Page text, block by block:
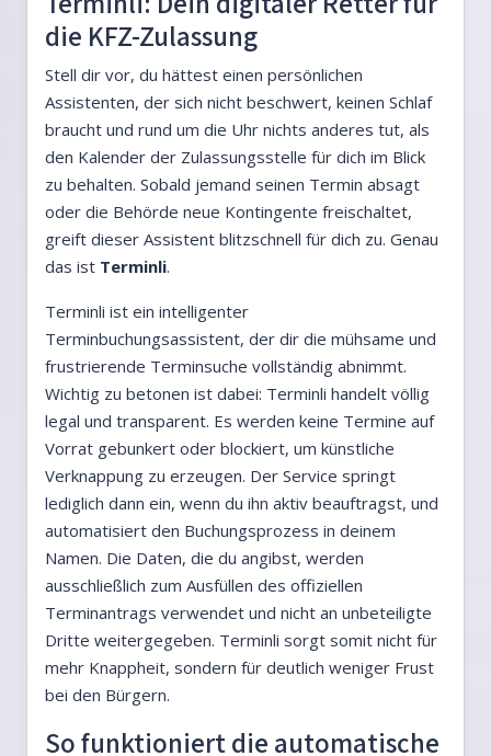
die KFZ-Zulassung
Stell dir vor, du hättest einen persönlichen
Assistenten, der sich nicht beschwert, keinen Schlaf
braucht und rund um die Uhr nichts anderes tut, als
den Kalender der Zulassungsstelle für dich im Blick
zu behalten. Sobald jemand seinen Termin absagt
oder die Behörde neue Kontingente freischaltet,
greift dieser Assistent blitzschnell für dich zu. Genau
das ist Terminli.
Terminli ist ein intelligenter
Terminbuchungsassistent, der dir die mühsame und
frustrierende Terminsuche vollständig abnimmt.
Wichtig zu betonen ist dabei: Terminli handelt völlig
legal und transparent. Es werden keine Termine auf
Vorrat gebunkert oder blockiert, um künstliche
Verknappung zu erzeugen. Der Service springt
lediglich dann ein, wenn du ihn aktiv beauftragst, und
automatisiert den Buchungsprozess in deinem
Namen. Die Daten, die du angibst, werden
ausschließlich zum Ausfüllen des offiziellen
Terminantrags verwendet und nicht an unbeteiligte
Dritte weitergegeben. Terminli sorgt somit nicht für
mehr Knappheit, sondern für deutlich weniger Frust
bei den Bürgern.
So funktioniert die automatische